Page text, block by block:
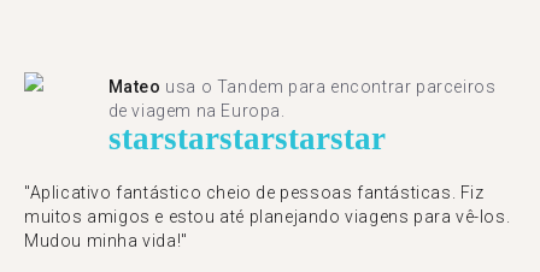
Mateo usa o Tandem para encontrar parceiros
de viagem na Europa.
starstarstarstarstar
"Aplicativo fantástico cheio de pessoas fantásticas. Fiz
muitos amigos e estou até planejando viagens para vê-los.
Mudou minha vida!"